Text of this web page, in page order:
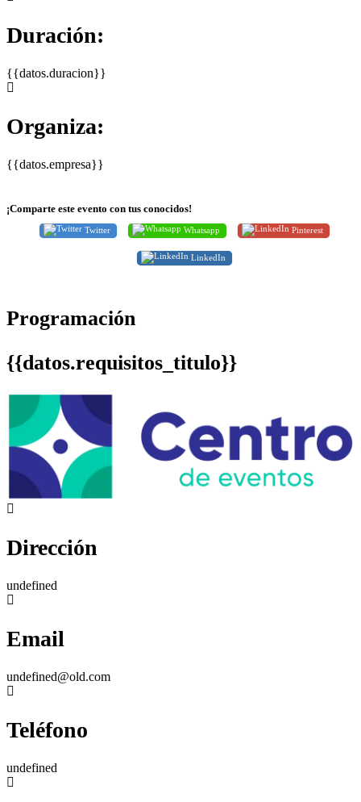
Duración:
{{datos.duracion}}
Organiza:
{{datos.empresa}}
¡Comparte este evento con tus conocidos!
Twitter Whatsapp Pinterest
LinkedIn
Programación
{{datos.requisitos_titulo}}
Dirección
undefined
Email
undefined@old.com
Teléfono
undefined